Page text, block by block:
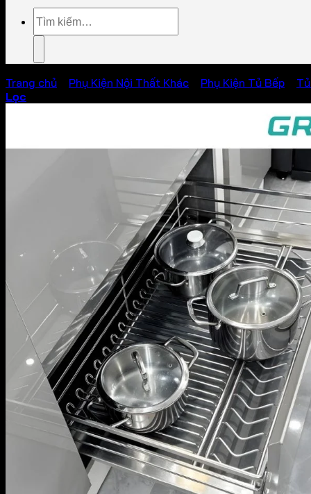
Tìm
kiếm:
Trang chủ Phụ Kiện Nội Thất Khác Phụ Kiện Tủ Bếp
Lọc